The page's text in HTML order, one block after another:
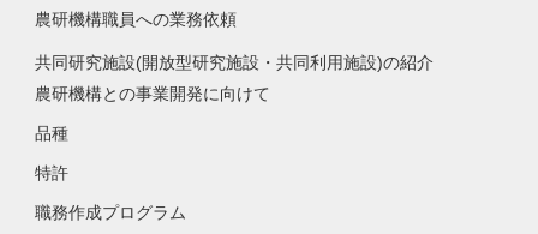
農研機構職員への業務依頼
共同研究施設(開放型研究施設・共同利用施設)の紹介
農研機構との事業開発に向けて
品種
特許
職務作成プログラム